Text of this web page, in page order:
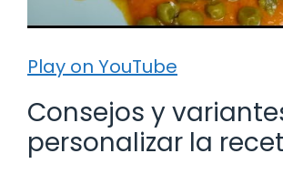
Play on YouTube
Consejos y
personalizar la